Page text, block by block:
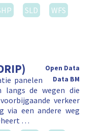
SLD
WFS
Open Data
Data BM
panelen
langs de wegen die
verkeer
via een andere weg
…